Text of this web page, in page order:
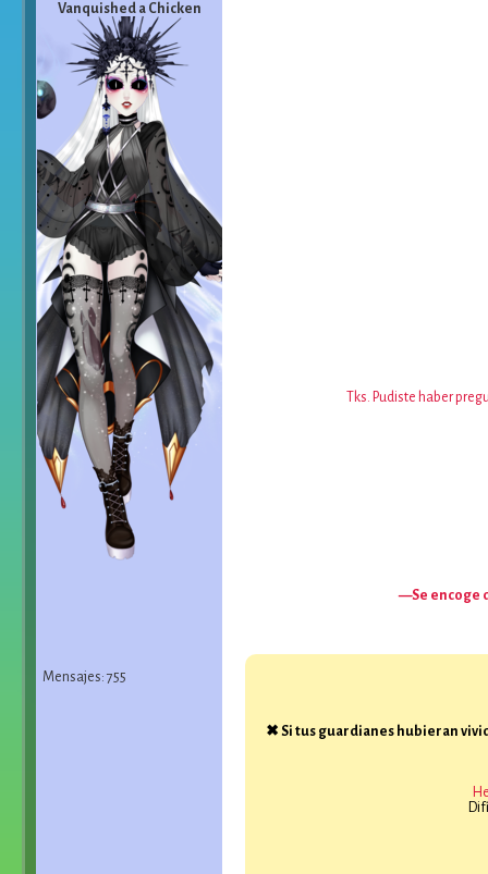
Vanquished a Chicken
Mensajes: 755
Tks. Pudiste haber
—Se encoge
✖ Si tus guardianes hubieran